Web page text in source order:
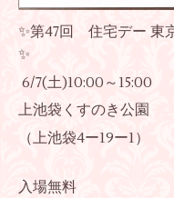
✨第47回 住宅デー 東
✨
6/7(土)10:00～15:00
上池袋くすのき公園
（上池袋4ー19ー1）
入場無料